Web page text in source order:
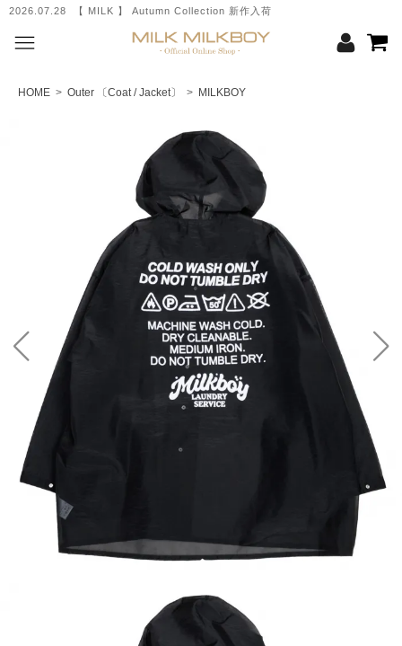
2026.07.28 【 MILK 】 Autumn Collection 新作入荷
HOME > Outer 〔Coat / Jacket〕 > MILKBOY